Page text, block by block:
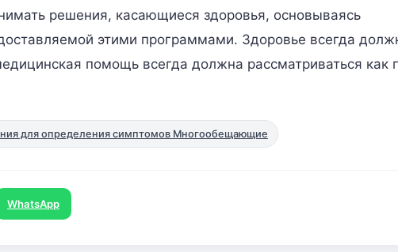
решения, касающиеся здоровья, основываясь
этими программами. Здоровье всегда
помощь всегда должна рассматриваться как
для определения симптомов Многообещающие
WhatsApp